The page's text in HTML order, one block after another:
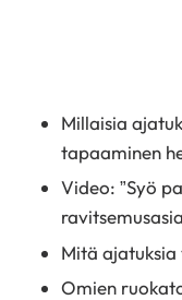
Millaisia
tapaaminen
Video: ”Syö
Mitä
Omien